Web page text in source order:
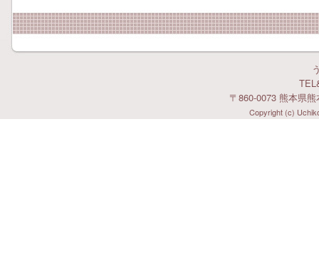
〒860-0073 熊本県
Copyright (c)